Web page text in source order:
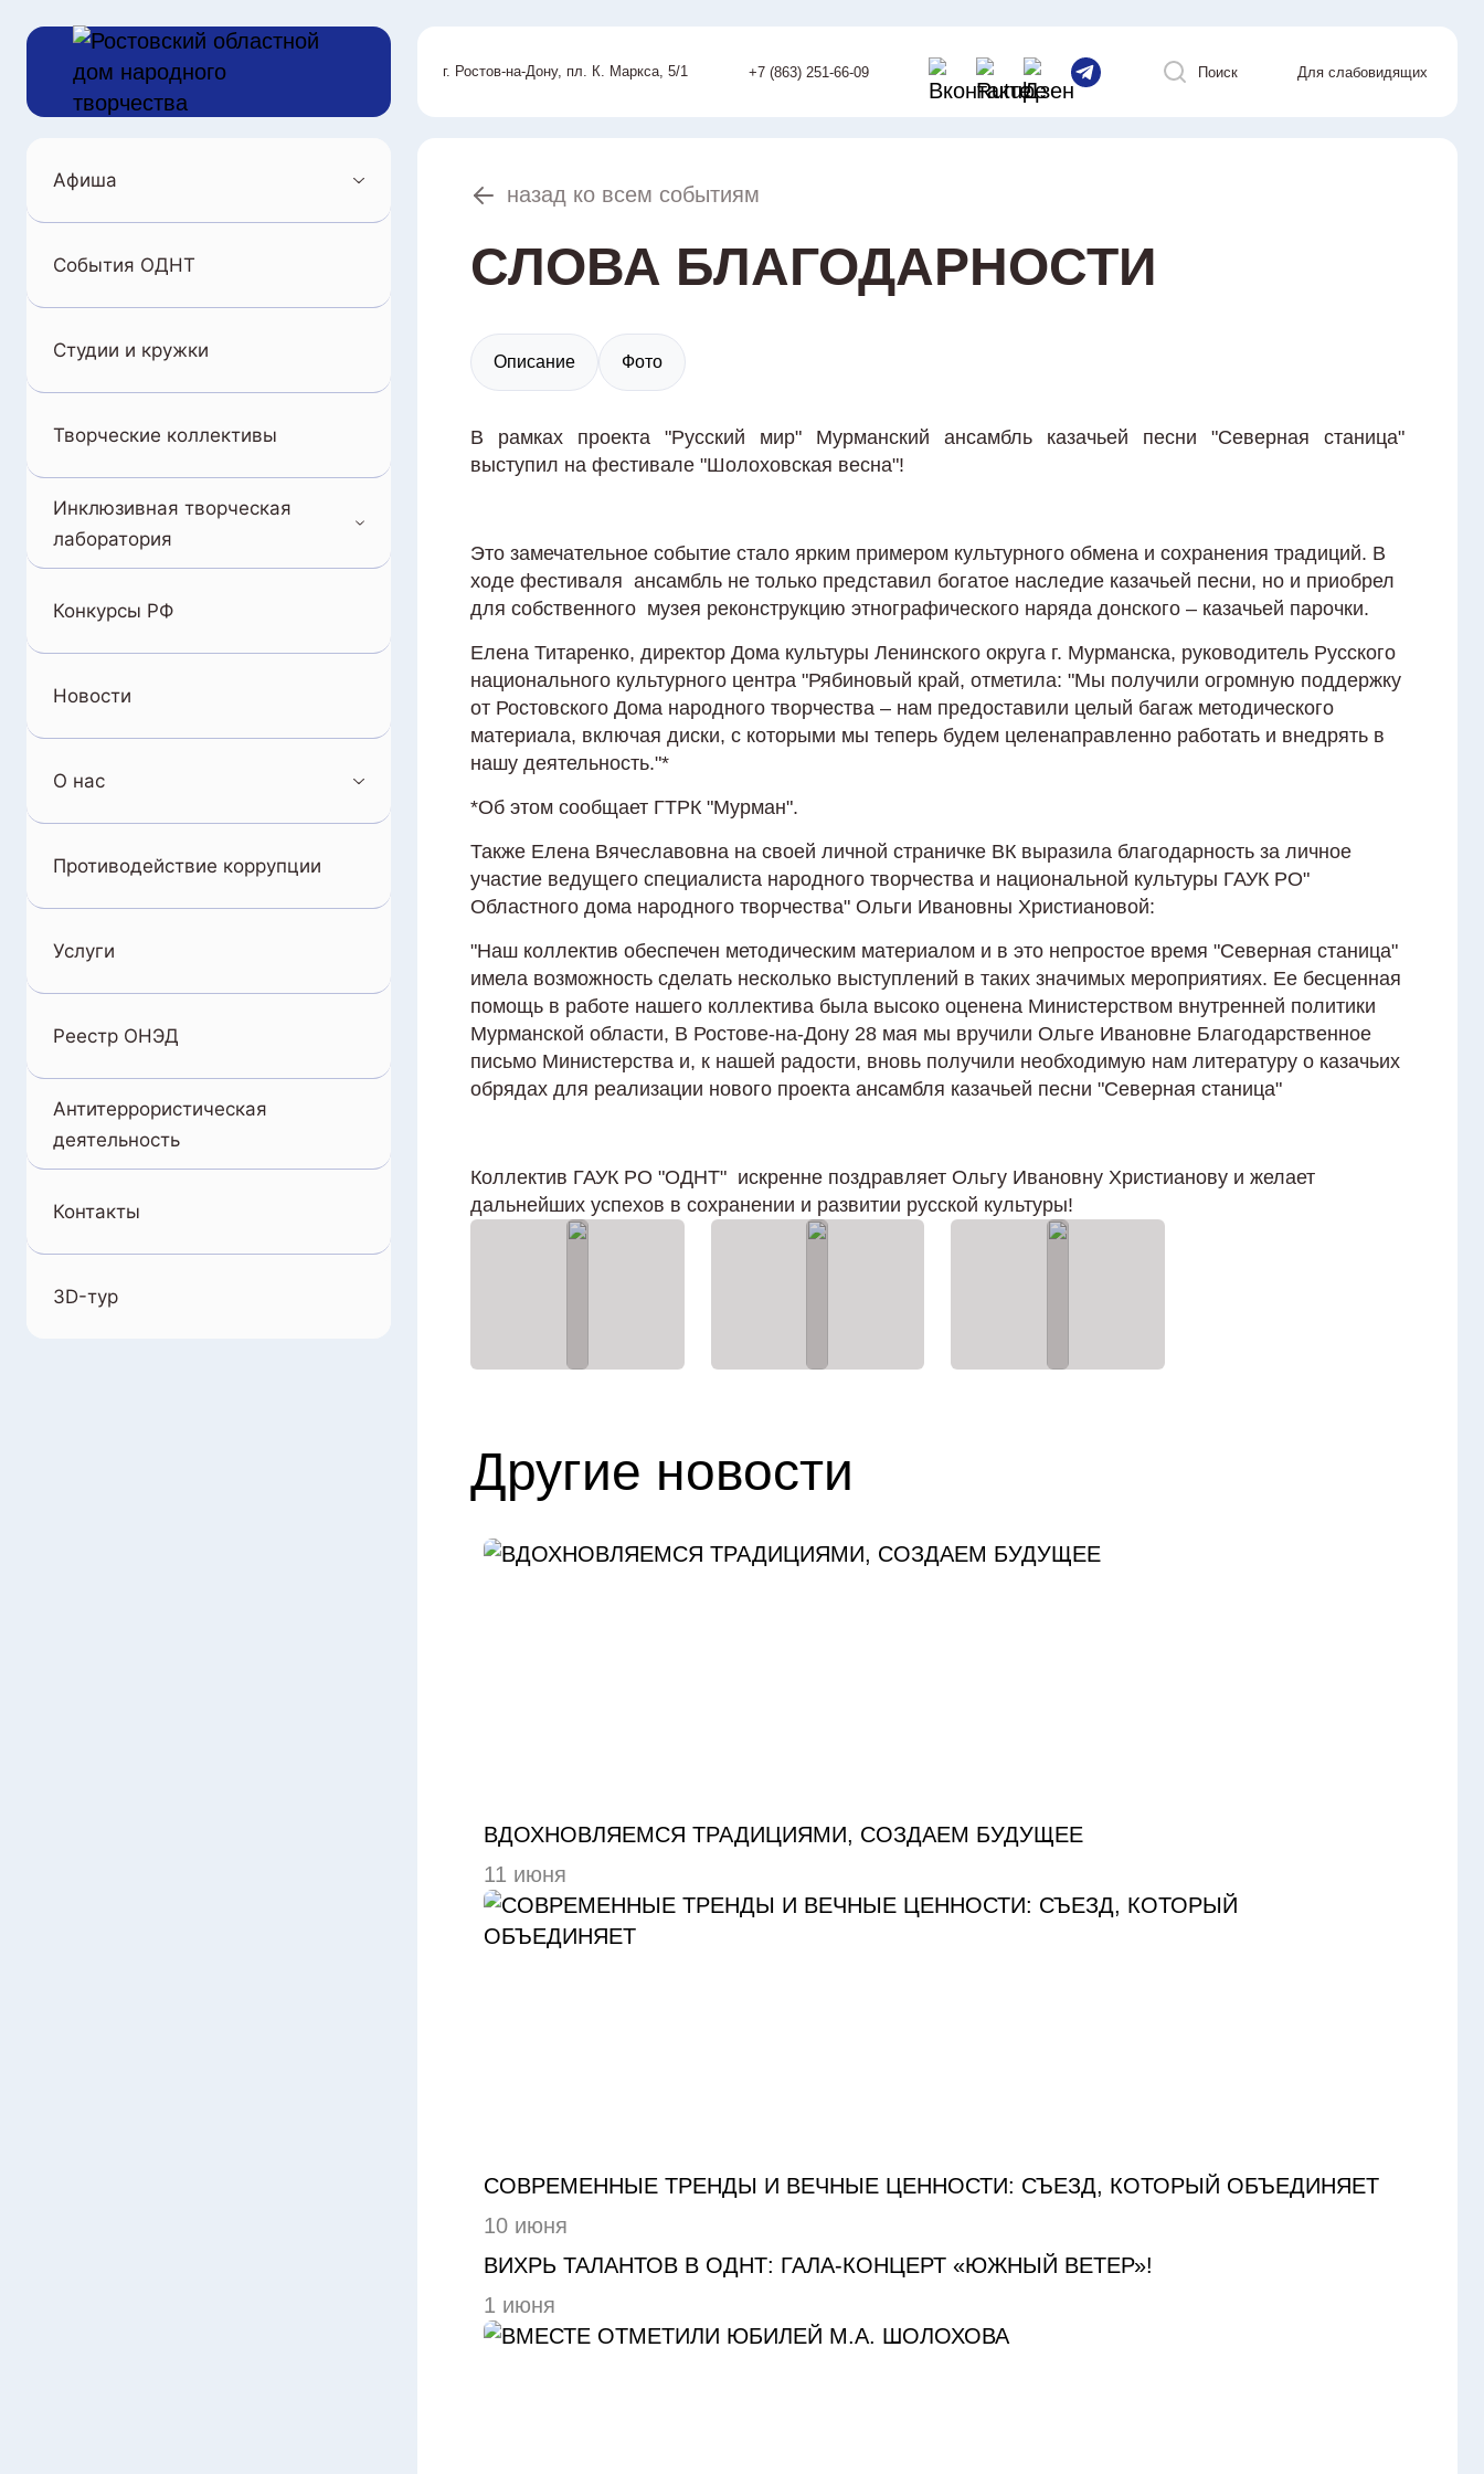
г. Ростов-на-Дону, пл. К. Маркса, 5/1 +7 (863) 251-66-09 Поиск Для слабовидящих
Афиша
События ОДНТ
Студии и кружки
Творческие коллективы
Инклюзивная творческая
лаборатория
Конкурсы РФ
Новости
О нас
Противодействие коррупции
Услуги
Реестр ОНЭД
Антитеррористическая
деятельность
Контакты
3D-тур
назад ко всем событиям
СЛОВА БЛАГОДАРНОСТИ
Описание Фото
В рамках проекта "Русский мир" Мурманский ансамбль казачьей песни "Северная станица"
выступил на фестивале "Шолоховская весна"!
Это замечательное событие стало ярким примером культурного обмена и сохранения традиций. В
ходе фестиваля ансамбль не только представил богатое наследие казачьей песни, но и приобрел
для собственного музея реконструкцию этнографического наряда донского – казачьей парочки.
Елена Титаренко, директор Дома культуры Ленинского округа г. Мурманска, руководитель Русского
национального культурного центра "Рябиновый край, отметила: "Мы получили огромную поддержку
от Ростовского Дома народного творчества – нам предоставили целый багаж методического
материала, включая диски, с которыми мы теперь будем целенаправленно работать и внедрять в
нашу деятельность."*
*Об этом сообщает ГТРК "Мурман".
Также Елена Вячеславовна на своей личной страничке ВК выразила благодарность за личное
участие ведущего специалиста народного творчества и национальной культуры ГАУК РО"
Областного дома народного творчества" Ольги Ивановны Христиановой:
"Наш коллектив обеспечен методическим материалом и в это непростое время "Северная станица"
имела возможность сделать несколько выступлений в таких значимых мероприятиях. Ее бесценная
помощь в работе нашего коллектива была высоко оценена Министерством внутренней политики
Мурманской области, В Ростове-на-Дону 28 мая мы вручили Ольге Ивановне Благодарственное
письмо Министерства и, к нашей радости, вновь получили необходимую нам литературу о казачьих
обрядах для реализации нового проекта ансамбля казачьей песни "Северная станица"
Коллектив ГАУК РО "ОДНТ" искренне поздравляет Ольгу Ивановну Христианову и желает
дальнейших успехов в сохранении и развитии русской культуры!
Другие новости
ВДОХНОВЛЯЕМСЯ ТРАДИЦИЯМИ, СОЗДАЕМ БУДУЩЕЕ
11 июня
СОВРЕМЕННЫЕ ТРЕНДЫ И ВЕЧНЫЕ ЦЕННОСТИ: СЪЕЗД, КОТОРЫЙ ОБЪЕДИНЯЕТ
10 июня
ВИХРЬ ТАЛАНТОВ В ОДНТ: ГАЛА-КОНЦЕРТ «ЮЖНЫЙ ВЕТЕР»!
1 июня